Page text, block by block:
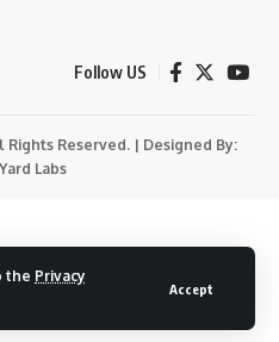
the Privacy
Accept
Follow US
Rights Reserved. | Designed By:
Labs